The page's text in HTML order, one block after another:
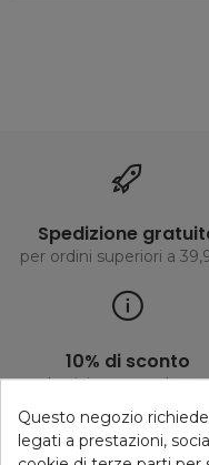
Spedizione
per ordini superiori a
10% di sconto
Iscrizione newsletter
Questo negozio
legati a prestazioni,